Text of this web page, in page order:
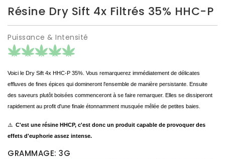
Résine Dry Sift 4x Filtrés 35% HHC-P
Puissance & Intensité
Voici le Dry Sift 4x HHC-P 35%. Vous remarquerez immédiatement de délicates
effluves de fines épices qui domineront l'ensemble de manière persistante. Ensuite
des saveurs plutôt boisées commenceront à se faire remarquer. Elles se dissiperont
rapidement au profit d'une finale étonnamment musquée mêlée de petites baies.
⚠️ C'est une résine HHCP, c'est donc un produit capable de provoquer des
effets d'euphorie assez intense.
GRAMMAGE: 3G